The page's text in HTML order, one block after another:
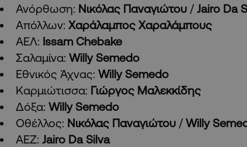
Ανόρθωση: Νικόλας Παναγιώτου /Jairo Da
Απόλλων: Χαράλαμπος Χαραλάμπους
ΑΕΛ: Issam Chebake
Σαλαμίνα: Willy Semedo
Εθνικός Άχνας: Willy Semedo
Καρμιώτισσα: Γιώργος Μαλεκκίδης
Δόξα: Willy Semedo
Οθέλλος: Νικόλας Παναγιώτου /Willy
ΑΕΖ: Jairo Da Silva